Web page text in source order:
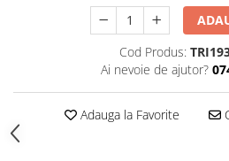
Cod Produs:
Ai nevoie de ajutor?
Adauga la Favorite